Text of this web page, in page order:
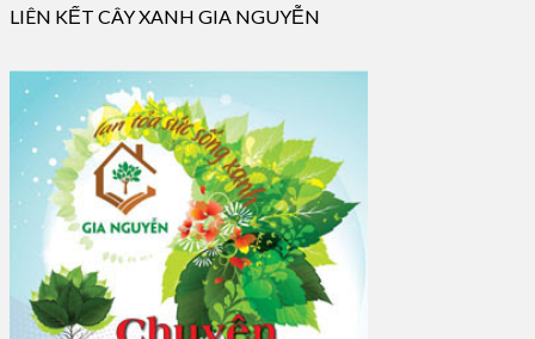
LIÊN KẾT CÂY XANH GIA NGUYỄN